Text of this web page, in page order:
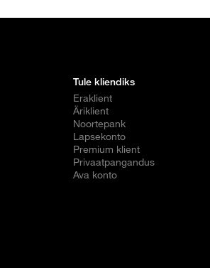
Tule kliendiks
Eraklient
Äriklient
Noortepank
Lapsekonto
Premium klient
Privaatpangandus
Ava konto